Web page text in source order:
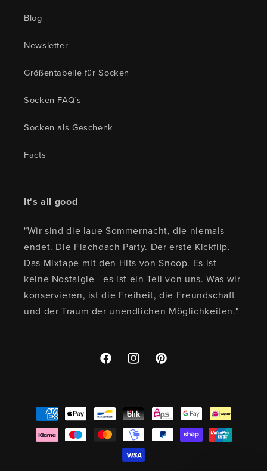
Blog
Newsletter
Größentabelle für Socken
Socken FAQ´s
Socken als Geschenk
Facts
It's all good
"Wir sind die laue Sommernacht, die niemals
endet. Die Flachdach Party. Der erste Kickflip.
Das Mixtape mit den Hits von Snoop. Es ist
keine Nostalgie - es ist ein Teil von uns. Was wir
konservieren, ist die Freiheit, die Freundschaft
und der Traum der unendlichen Möglichkeiten."
FacebookInstagramPinterest
Zahlungsmethoden